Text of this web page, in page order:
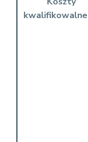
kwalifikowalne